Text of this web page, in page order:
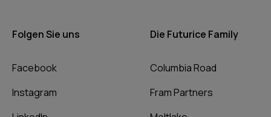
Folgen Sie uns
Facebook
Instagram
Die Futurice Family
Columbia Road
Fram Partners